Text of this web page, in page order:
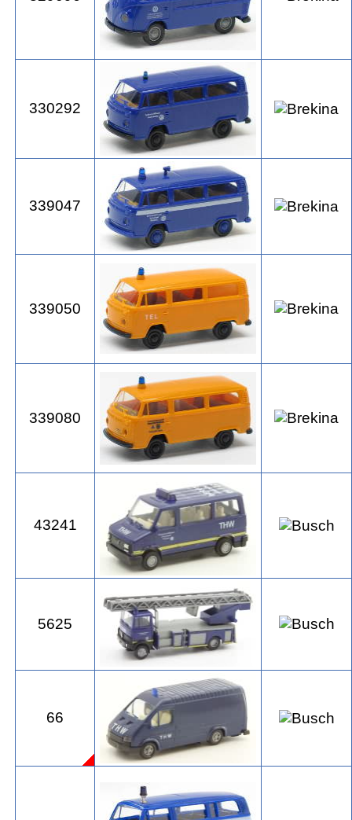
330292
339047
339050
339080
43241
5625
66